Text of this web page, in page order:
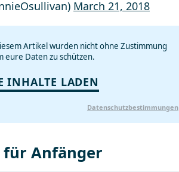
March 21, 2018
Artikel wurden nicht ohne Zustimmung
eure Daten zu schützen.
INHALTE LADEN
Datenschutzbestimmungen
für Anfänger